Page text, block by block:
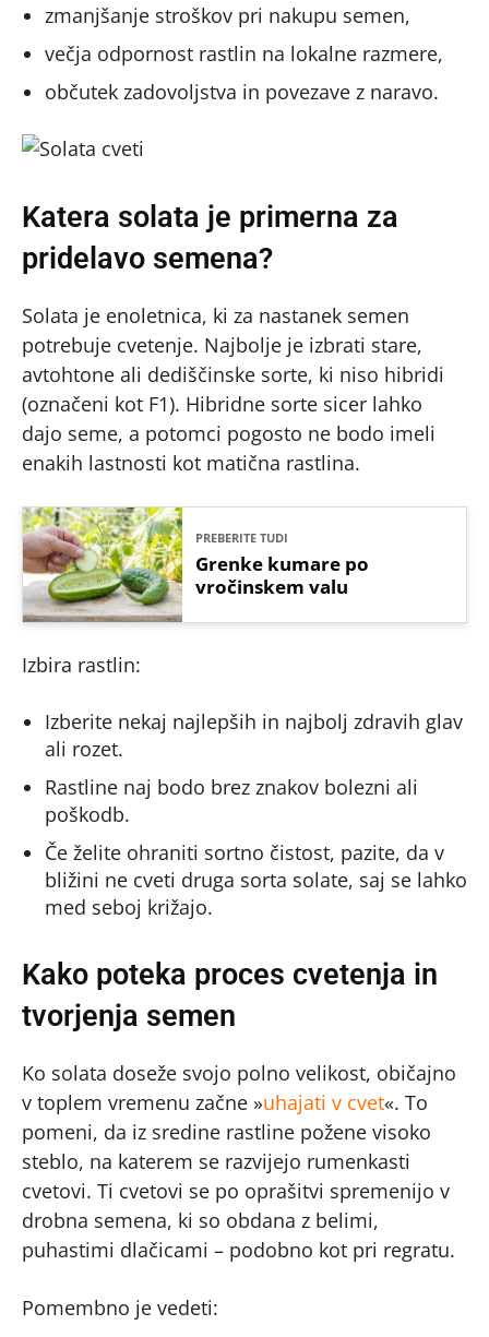
zmanjšanje stroškov pri nakupu semen,
večja odpornost rastlin na lokalne razmere,
občutek zadovoljstva in povezave z naravo.
Katera solata je primerna za
pridelavo semena?
Solata je enoletnica, ki za nastanek semen
potrebuje cvetenje. Najbolje je izbrati stare,
avtohtone ali dediščinske sorte, ki niso hibridi
(označeni kot F1). Hibridne sorte sicer lahko
dajo seme, a potomci pogosto ne bodo imeli
enakih lastnosti kot matična rastlina.
PREBERITE TUDI
Grenke kumare po
vročinskem valu
Izbira rastlin:
Izberite nekaj najlepših in najbolj zdravih glav
ali rozet.
Rastline naj bodo brez znakov bolezni ali
poškodb.
Če želite ohraniti sortno čistost, pazite, da v
bližini ne cveti druga sorta solate, saj se lahko
med seboj križajo.
Kako poteka proces cvetenja in
tvorjenja semen
Ko solata doseže svojo polno velikost, običajno
v toplem vremenu začne »uhajati v cvet«. To
pomeni, da iz sredine rastline požene visoko
steblo, na katerem se razvijejo rumenkasti
cvetovi. Ti cvetovi se po oprašitvi spremenijo v
drobna semena, ki so obdana z belimi,
puhastimi dlačicami – podobno kot pri regratu.
Pomembno je vedeti: